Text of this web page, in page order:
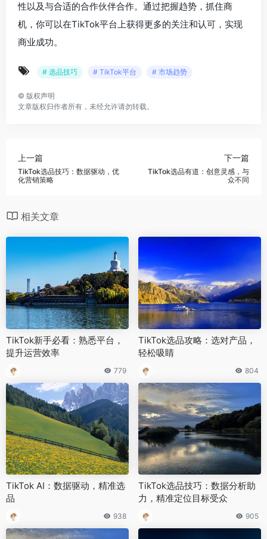
性以及与合适的合作伙伴合作。通过把握趋势，抓住商
机，你可以在TikTok平台上获得更多的关注和认可，实现
商业成功。
# 选品技巧 # TikTok平台 # 市场趋势
© 版权声明
文章版权归作者所有，未经允许请勿转载。
上一篇
TikTok选品技巧：数据驱动，优
化营销策略
下一篇
TikTok选品有道：创意灵感，与
众不同
相关文章
TikTok新手必看：熟悉平台，
提升运营效率
779
TikTok选品攻略：选对产品，
轻松吸睛
804
TikTok AI：数据驱动，精准选
品
938
TikTok选品技巧：数据分析助
力，精准定位目标受众
905